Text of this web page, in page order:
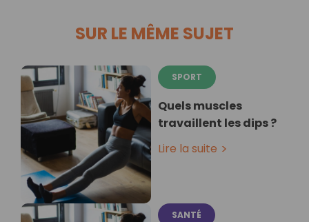
SUR LE MÊME SUJET
SPORT
Quels muscles
travaillent les dips ?
Lire la suite
SANTÉ